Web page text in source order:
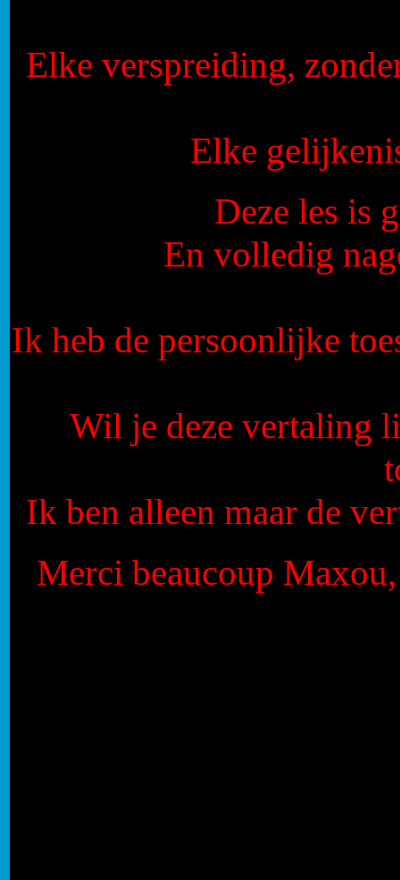
Elke verspreiding,
Elke
Deze les is
En volledig
Ik heb de persoonlijke
Wil je deze vertaling
Ik ben alleen maar de
Merci beaucoup